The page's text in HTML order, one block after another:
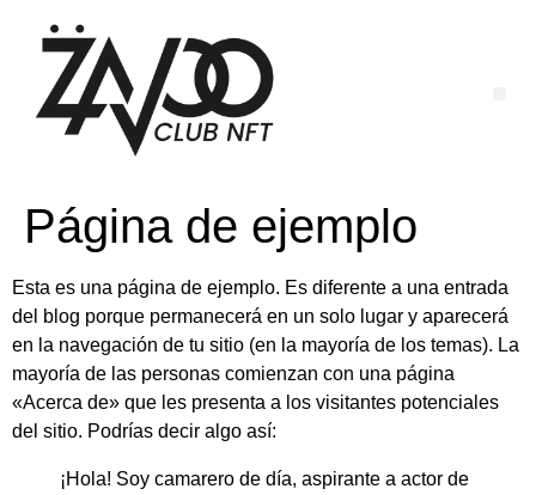
Página de ejemplo
Esta es una página de ejemplo. Es diferente a una entrada
del blog porque permanecerá en un solo lugar y aparecerá
en la navegación de tu sitio (en la mayoría de los temas). La
mayoría de las personas comienzan con una página
«Acerca de» que les presenta a los visitantes potenciales
del sitio. Podrías decir algo así:
¡Hola! Soy camarero de día, aspirante a actor de